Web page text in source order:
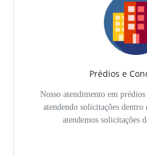
Prédios e
Nosso atendimento em
atendendo solicitações
atendemos solicitações